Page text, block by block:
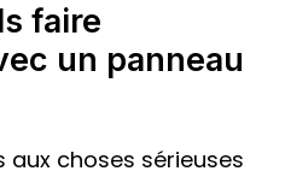
faire
un panneau
aux choses sérieuses